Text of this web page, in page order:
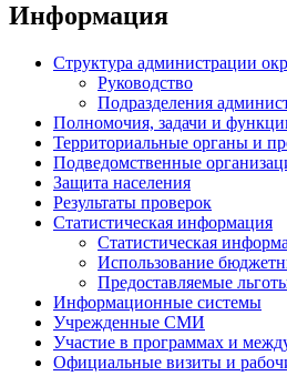
Информация
Структура администрации
Руководство
Подразделения
Полномочия, задачи и
Территориальные органы и
Подведомственные
Защита населения
Результаты проверок
Статистическая информация
Статистическая
Использование
Предоставляемые
Информационные системы
Учрежденные СМИ
Участие в программах и
Официальные визиты и